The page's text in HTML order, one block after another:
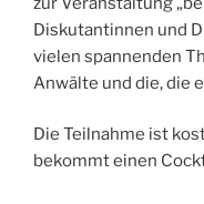
Diskutantinnen und
vielen spannenden
Anwälte und die, die
Die Teilnahme ist
bekommt einen